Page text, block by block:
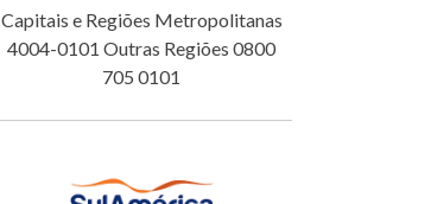
Capitais e Regiões Metropolitanas
4004-0101 Outras Regiões 0800
705 0101